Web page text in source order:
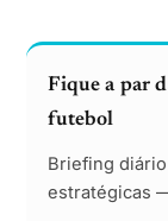
Fique a par
futebol
Briefing
estratégicas